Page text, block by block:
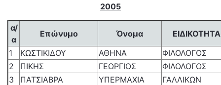
2005
α/
α
Επώνυμο Όνομα
ΕΙΔΙΚΟΤΗΤΑ
1
ΚΩΣΤΙΚΙΔΟΥ ΑΘΗΝΑ
ΦΙΛΟΛΟΓΟΣ
2
ΠΙΚΗΣ ΓΕΩΡΓΙΟΣ
ΦΙΛΟΛΟΓΟΣ
3
ΠΑΤΣΙΑΒΡΑ ΥΠΕΡΜΑΧΙΑ
ΓΑΛΛΙΚΩΝ